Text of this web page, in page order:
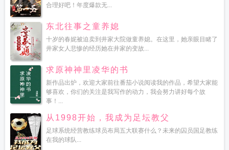
合理好吧！年度爆款无...
东北往事之童养媳
十岁的春妮被迫卖到井家大院做童养媳。在这里，她亲眼目睹了
井家女人悲惨的经历她在井家的变故...
求原神神里凌华的书
新作品出炉，欢迎大家前往番茄小说阅读我的作品，希望大家能
够喜欢，你们的关注是我写作的动力，我会努力讲好每个故
事！...
从1998开始，我成为足坛教父
足球系统经营教练球员布局五大联赛什么？未来的囚员国足教练
在我的球队...